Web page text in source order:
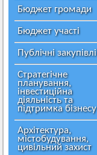
Бюджет громади
Бюджет участі
Публічні закупівлі
Стратегічне
планування,
інвестиційна
діяльність та
підтримка бізнесу
Архітектура,
містобудування,
цивільний захист